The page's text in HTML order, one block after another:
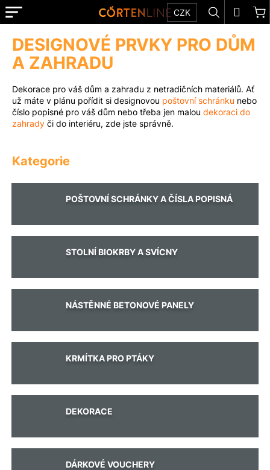
Přejít
na
E-
SHOP
TIPY
A
INSPIRACE
KONTAKT
NA
MÍRU
MATERIÁLY
Přihlášení
CZK Hledat
Menu
DESIGNOVÉ PRVKY PRO DŮM
A ZAHRADU
Dekorace pro váš dům a zahradu z netradičních materiálů. Ať
už máte v plánu pořídit si designovou poštovní schránku nebo
číslo popisné pro váš dům nebo třeba jen malou dekoraci do
zahrady či do interiéru, zde jste správně.
POŠTOVNÍ SCHRÁNKY A ČÍSLA POPISNÁ
STOLNÍ BIOKRBY A SVÍCNY
NÁSTĚNNÉ BETONOVÉ PANELY
KRMÍTKA PRO PTÁKY
DEKORACE
DÁRKOVÉ VOUCHERY
K
o
C
o
p
o
t
e
e
t
a
t
Hledat